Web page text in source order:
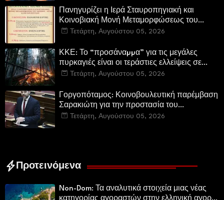
Πανηγυρίζει η Ιερά Σταυροπηγιακή και
Κοινοβιακή Μονή Μεταμορφώσεως του
Σωτήρος Καμενων Βουρλων (Μονή Αγιάς ή
Τετάρτη, Αυγούστου 05, 2026
ΚΚΕ: Το “προσάναµµα” για τις μεγάλες
πυρκαγιές είναι οι τεράστιες ελλείψεις σε
µέσα και προσωπικό στην Πυροσβεστική και
Τετάρτη, Αυγούστου 05, 2026
Γοργοπόταμος: Κοινοβουλευτική παρέμβαση
Σαρακιώτη για την προστασία του
εμβληματικού φυσικού και ιστορικού
Τετάρτη, Αυγούστου 05, 2026
Προτεινόμενα
Non-Dom: Τα αναλυτικά στοιχεία μιας νέας